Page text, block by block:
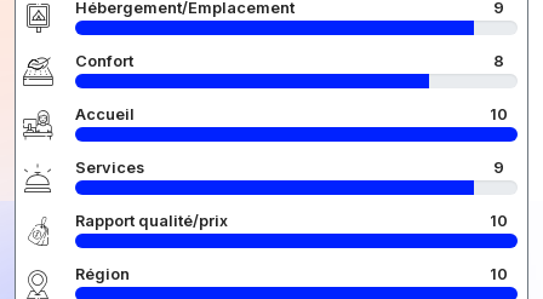
Hébergement/Emplacement 9
Confort 8
Accueil 10
Services 9
Rapport qualité/prix 10
Région 10